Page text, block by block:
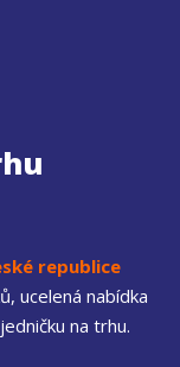
republice
ucelená nabídka
na trhu.